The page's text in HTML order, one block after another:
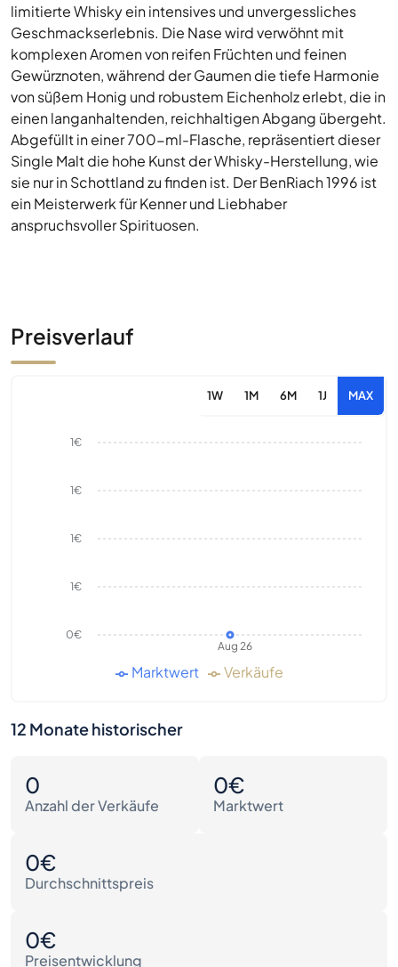
limitierte Whisky ein intensives und unvergessliches
Geschmackserlebnis. Die Nase wird verwöhnt mit
komplexen Aromen von reifen Früchten und feinen
Gewürznoten, während der Gaumen die tiefe Harmonie
von süßem Honig und robustem Eichenholz erlebt, die in
einen langanhaltenden, reichhaltigen Abgang übergeht.
Abgefüllt in einer 700-ml-Flasche, repräsentiert dieser
Single Malt die hohe Kunst der Whisky-Herstellung, wie
sie nur in Schottland zu finden ist. Der BenRiach 1996 ist
ein Meisterwerk für Kenner und Liebhaber
anspruchsvoller Spirituosen.
Preisverlauf
1W 1M 6M 1J MAX
Aug 26
0€
1€
1€
1€
1€
Marktwert Verkäufe
12 Monate historischer
0
Anzahl der Verkäufe
0€
Marktwert
0€
Durchschnittspreis
0€
Preisentwicklung